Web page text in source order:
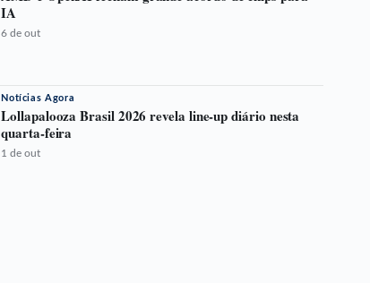
IA
6 de out
Notícias Agora
Lollapalooza Brasil 2026 revela line-up diário nesta
quarta-feira
1 de out